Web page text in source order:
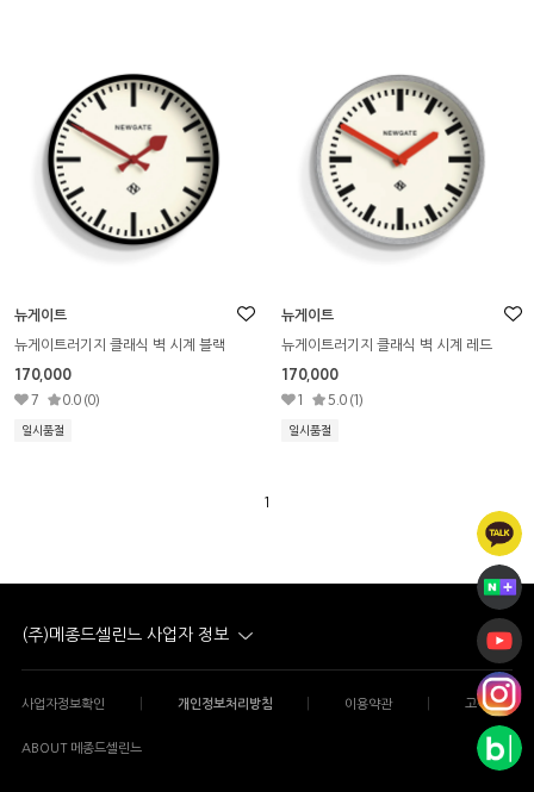
뉴게이트
뉴게이트러기지 클래식 벽 시계 블랙
170,000
7 0.0 (0)
일시품절
뉴게이트
뉴게이트러기지 클래식 벽 시계 레드
170,000
1 5.0 (1)
일시품절
1
(주)메종드셀린느 사업자 정보
사업자정보확인 개인정보처리방침 이용약관 고객센터
ABOUT 메종드셀린느